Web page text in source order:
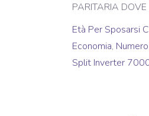
Età Per Sposarsi
Economia,
Split Inverter